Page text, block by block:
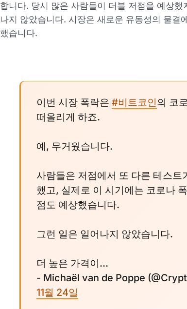
합니다. 당시 많은 사람들이 더블 저점을 예상했
나지 않았습니다. 시장은 새로운 유동성의 물결
했습니다.
이번 시장 폭락은 #비트코인의 코
떠올리게 하죠.
예, 무거웠습니다.
사람들은 저점에서 또 다른 테스트
했고, 실제로 이 시기에는 코로나
점도 예상했습니다.
그런 일은 일어나지 않았습니다.
더 높은 가격이...
- Michaël van de Poppe
11월 24일